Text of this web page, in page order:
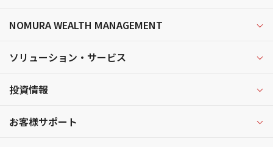
NOMURA WEALTH MANAGEMENT
ソリューション・サービス
投資情報
お客様サポート